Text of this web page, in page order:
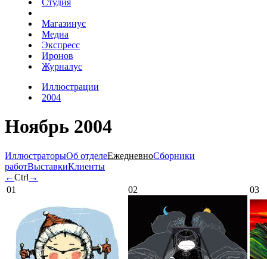
Студия
Магазинус
Медиа
Экспресс
Иронов
Журналус
Иллюстрации
2004
Ноябрь 2004
ИллюстраторыОб отделеЕжедневноСборники
работВыставкиКлиенты
←Ctrl →
01
02 03